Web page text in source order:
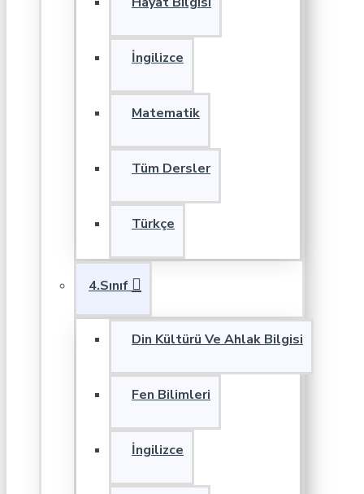
İngilizce
Matematik
Tüm Dersler
Türkçe
4.Sınıf
Din Kültürü Ve Ahlak Bilgisi
Fen Bilimleri
İngilizce